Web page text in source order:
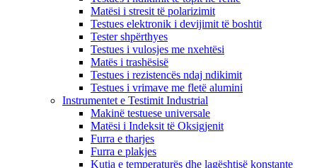
Matësi i stresit të polarizimit
Testues elektronik i devijimit të boshtit
Tester shpërthyes
Testues i vulosjes me nxehtësi
Matës i trashësisë
Testues i rezistencës ndaj ndikimit
Testues i vrimave me fletë alumini
Instrumentet e Testimit Industrial
Makinë testuese universale
Matësi i Indeksit të Oksigjenit
Furra e tharjes
Furra e plakjes
Kutia e temperaturës dhe lagështisë konstante